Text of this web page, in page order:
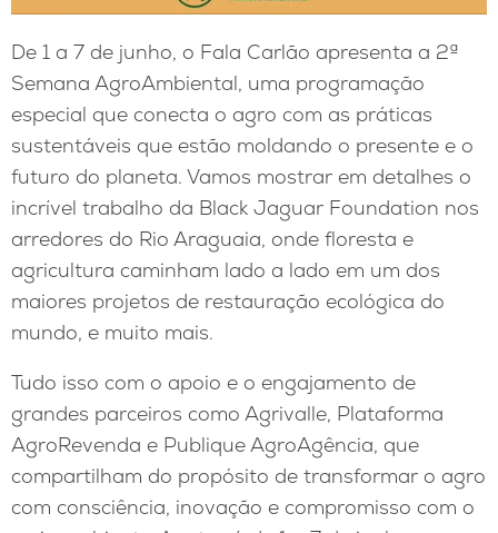
De 1 a 7 de junho, o Fala Carlão apresenta a 2ª
Semana AgroAmbiental, uma programação
especial que conecta o agro com as práticas
sustentáveis que estão moldando o presente e o
futuro do planeta. Vamos mostrar em detalhes o
incrível trabalho da Black Jaguar Foundation nos
arredores do Rio Araguaia, onde floresta e
agricultura caminham lado a lado em um dos
maiores projetos de restauração ecológica do
mundo, e muito mais.
Tudo isso com o apoio e o engajamento de
grandes parceiros como Agrivalle, Plataforma
AgroRevenda e Publique AgroAgência, que
compartilham do propósito de transformar o agro
com consciência, inovação e compromisso com o